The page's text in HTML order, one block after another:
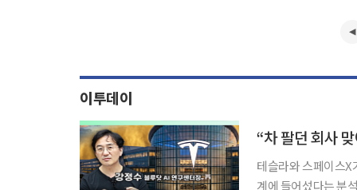
이투데이
“차 팔던 회사
테슬라와 스페이스X
계에 들어섰다는 분